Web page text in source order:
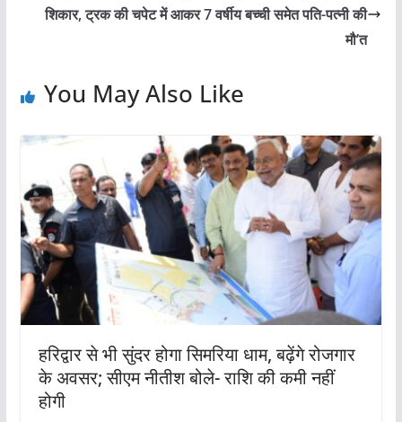
शिकार, ट्रक की चपेट में आकर 7 वर्षीय बच्ची समेत पति-पत्नी की
मौ’त
You May Also Like
हरिद्वार से भी सुंदर होगा सिमरिया धाम, बढ़ेंगे रोजगार
के अवसर; सीएम नीतीश बोले- राशि की कमी नहीं
होगी